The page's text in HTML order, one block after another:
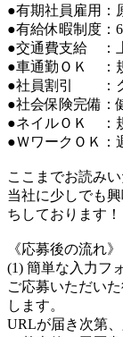
●有期社員雇用：
●有給休暇制度：
●交通費支給 ：
●車通勤ＯＫ ：
●社員割引 ：ク
●社会保険完備：
●ネイルＯＫ ：
●ＷワークＯＫ：
ここまでお読み
当社に少しでも
ちしております！
《応募後の流れ》
(1) 簡単な入力フ
ご応募いただい
します。
URLが届き次第